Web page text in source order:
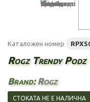
Каталожен номер
Rogz Trendy
Brand:Rogz
СТОКАТА НЕ Е НАЛИЧНА